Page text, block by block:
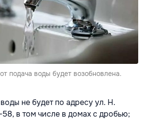
подача воды будет возобновлена.
не будет по адресу ул. Н.
в том числе в домах с дробью;